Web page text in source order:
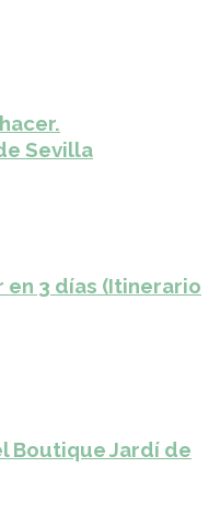
Sevilla
en 3 días (Itinerario
Boutique Jardí de